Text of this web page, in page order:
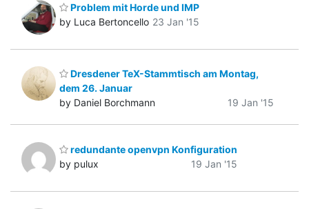
Problem mit Horde und IMP
by Luca Bertoncello 23 Jan '15
Dresdener TeX-Stammtisch am Montag,
dem 26. Januar
by Daniel Borchmann
19 Jan '15
redundante openvpn Konfiguration
by pulux
19 Jan '15